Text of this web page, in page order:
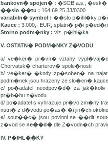
bankovn� spojen� : �SOB a.s., �esk�
��slo ��tu : 164 69 25 33/0300
variabiln� symbol : ��slo p�ihl�ky
Kauce : 3.000,- EUR, splatn� p�i
Storno podm�nky : viz. p�ihl�ka
V. OSTATN� PODM�NKY Z�VODU
a/ ve�ker� pr�vn� vztahy
Chorvatsk� charterov� spole�nosti
b/ ve�ker� �kody zp�soben� na
podm�nek jsou hrazeny ze slo�en� kauce
c/ po�adatel neodpov�d� za
pr�b�hu z�vodu
d/ po�adatel s vyhrazuje pr�vo zm�ny
nutn� z d�vodu po�as� �i jin�ch
e/ sout��c� jsou povinni se ��dit
z�vod se ne��d� dle Z�vodn�ch
IV. P�IHL��KY